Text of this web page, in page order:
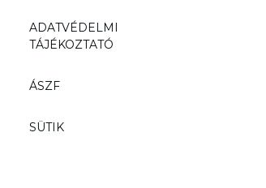
ADATVÉDELMI
TÁJÉKOZTATÓ
ÁSZF
SÜTIK